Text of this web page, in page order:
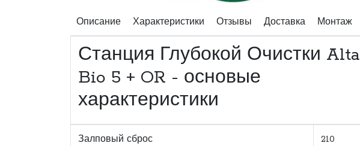
Описание Характеристики Отзывы Доставка Монтаж
Станция Глубокой Очистки Alta
Bio 5 + OR - основые
характеристики
Залповый сброс 210